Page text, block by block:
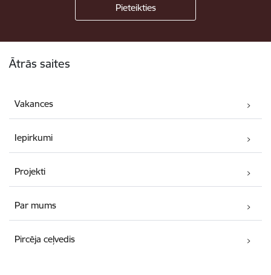
Ātrās saites
Vakances
Iepirkumi
Projekti
Par mums
Pircēja ceļvedis